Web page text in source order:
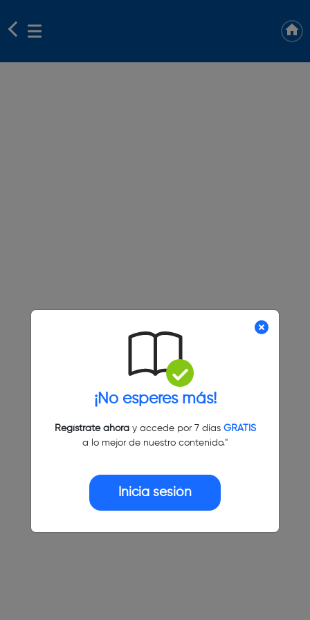
¡No esperes más!
Regístrate ahoray accede por 7 días GRATIS
a lo mejor de nuestro contenido."
Inicia sesión